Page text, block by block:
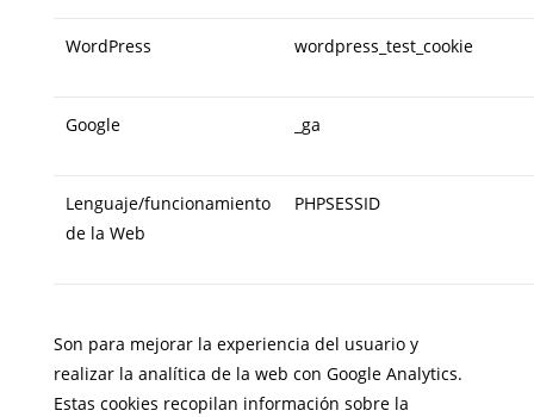
WordPress wordpress_test_cookie
Google _ga
Lenguaje/funcionamiento
de la Web
PHPSESSID
Son para mejorar la experiencia del usuario y
realizar la analítica de la web con Google Analytics.
Estas cookies recopilan información sobre la